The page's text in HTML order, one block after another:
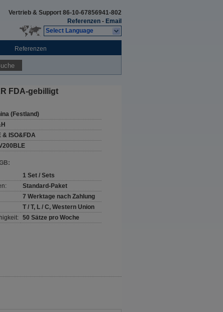
Vertrieb & Support 86-10-67856941-802
Referenzen - Email
Select Language
Referenzen
FDA-gebilligt
(Festland)
& ISO&FDA
1 Set / Sets
Standard-Paket
7 Werktage nach Zahlung
T / T, L / C, Western Union
50 Sätze pro Woche